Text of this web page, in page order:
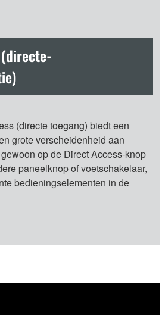
(directe toegang) biedt een
grote verscheidenheid aan
op de Direct Access-knop
paneelknop of voetschakelaar,
bedieningselementen in de